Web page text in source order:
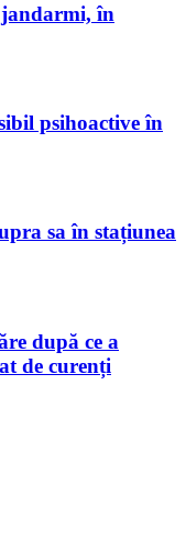
în
psihoactive în
sa în stațiunea
după ce a
de curenți